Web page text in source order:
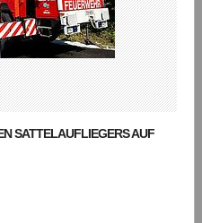
SATTELAUFLIEGERS AUF